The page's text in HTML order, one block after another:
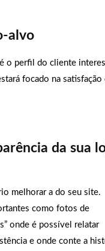
alvo
o perfil do cliente
focado na satisfação
da sua
melhorar a do seu site.
como fotos de
onde é possível relatar
e onde conte a